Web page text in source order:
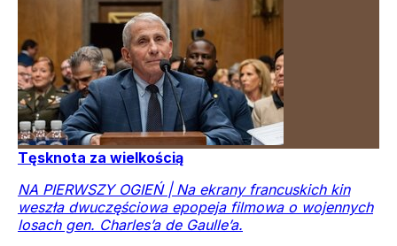
Tęsknota za wielkością
NA PIERWSZY OGIEŃ | Na ekrany francuskich kin
weszła dwuczęściowa epopeja filmowa o wojennych
losach gen. Charles’a de Gaulle’a.